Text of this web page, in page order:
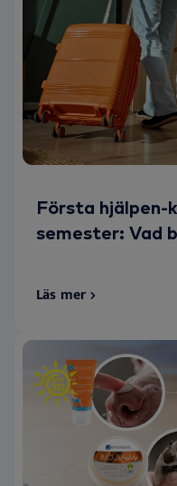
Första hjälpen-
semester: Vad
Läs mer